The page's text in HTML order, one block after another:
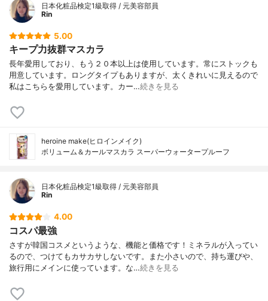
日本化粧品検定1級取得 / 元美容部員
Rin
5.00
キープ力抜群マスカラ
長年愛用しており、もう２０本以上は使用しています。常にストックも
用意しています。ロングタイプもありますが、太くきれいに見えるので
私はこちらを愛用しています。カー…続きを見る
heroine make(ヒロインメイク)
ボリューム＆カールマスカラ スーパーウォータープルーフ
日本化粧品検定1級取得 / 元美容部員
Rin
4.00
コスパ最強
さすが韓国コスメというような、機能と価格です！ミネラルが入ってい
るので、つけてもカサカサしないです。また小さいので、持ち運びや、
旅行用にメインに使っています。な…続きを見る